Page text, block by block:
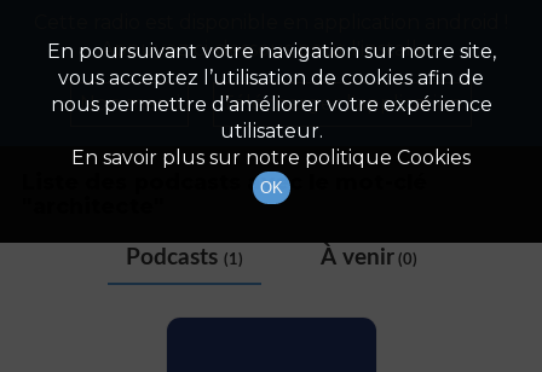
Tag
Liste des podcasts avec le mot-clé
Podcasts (1) À venir(0)
En poursuivant votre navigation sur notre site,
vous acceptez l’utilisation de cookies afin de
nous permettre d’améliorer votre expérience
utilisateur.
En savoir plus sur notre politique Cookies
OK
Appuyez ci-dessous pour l'installer.
Non merci Télécharger l'application